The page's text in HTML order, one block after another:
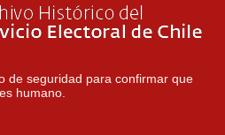
de seguridad para confirmar que
humano.